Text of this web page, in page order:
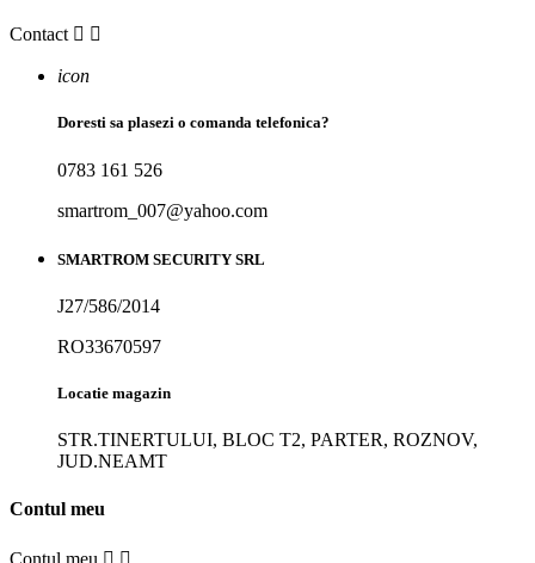
Contact  
icon
Doresti sa plasezi o comanda telefonica?
0783 161 526
smartrom_007@yahoo.com
SMARTROM SECURITY SRL
J27/586/2014
RO33670597
Locatie magazin
STR.TINERTULUI, BLOC T2, PARTER, ROZNOV,
JUD.NEAMT
Contul meu
Contul meu  